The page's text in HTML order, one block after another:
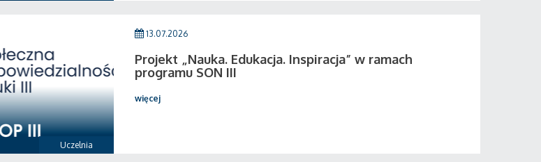
Uczelnia
13.07.2026
Projekt „Nauka. Edukacja. Inspiracja” w ramach
programu SON III
więcej